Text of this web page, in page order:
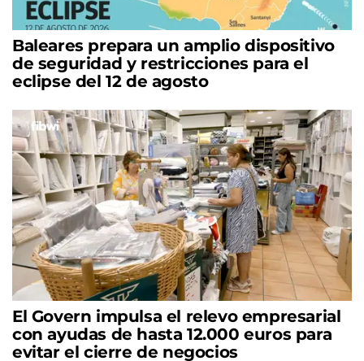
Baleares prepara un amplio dispositivo
de seguridad y restricciones para el
eclipse del 12 de agosto
El Govern impulsa el relevo empresarial
con ayudas de hasta 12.000 euros para
evitar el cierre de negocios